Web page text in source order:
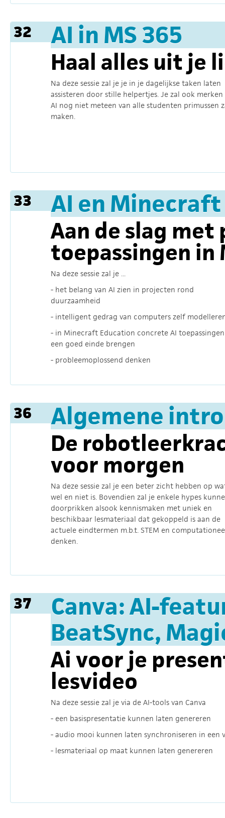
32 AI in MS 365
Haal alles uit je
Na deze sessie zal je je in je dagelijkse taken laten
assisteren door stille helpertjes. Je zal ook
AI nog niet meteen van alle studenten primussen
maken.
33 AI en Minecraft
Aan de slag met
toepassingen
Na deze sessie zal je ...
- het belang van AI zien in projecten rond
duurzaamheid
- intelligent gedrag van computers zelf
- in Minecraft Education concrete AI
een goed einde brengen
- probleemoplossend denken
36 Algemene
De
voor morgen
Na deze sessie zal je een beter zicht hebben op
wel en niet is. Bovendien zal je enkele hypes
doorprikken alsook kennismaken met uniek en
beschikbaar lesmateriaal dat gekoppeld is aan de
actuele eindtermen m.b.t. STEM en
denken.
37
Canva: AI-
BeatSync,
Ai voor je
lesvideo
Na deze sessie zal je via de AI-tools van Canva
- een basispresentatie kunnen laten genereren
- audio mooi kunnen laten synchroniseren in een
- lesmateriaal op maat kunnen laten genereren